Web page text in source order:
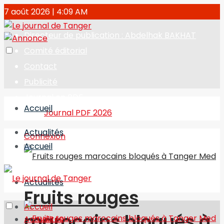
7 août 2026 | 4:09 AM
Directeur de publication : Abdelhak BAKHAT
Journal PDF 2026
Connexion
Accueil
Actualités
Fruits rouges
Accueil
Actualités
Accueil
Actualités